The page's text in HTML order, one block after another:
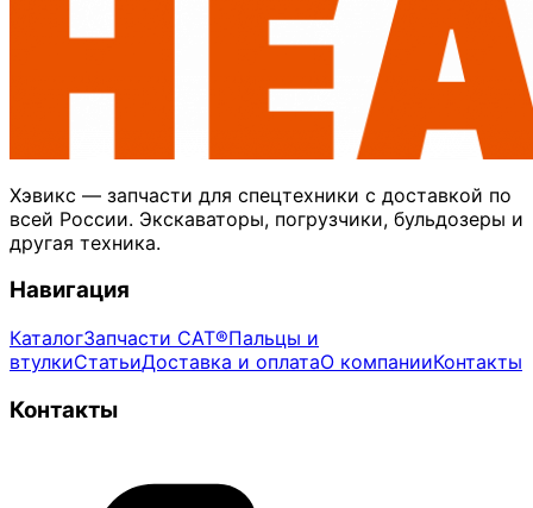
Хэвикс — запчасти для спецтехники с доставкой по
всей России. Экскаваторы, погрузчики, бульдозеры и
другая техника.
Навигация
КаталогЗапчасти CAT®Пальцы и
втулкиСтатьиДоставка и оплатаО компанииКонтакты
Контакты